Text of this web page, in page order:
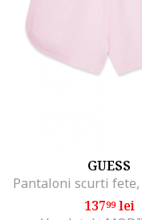
GUESS
13799lei